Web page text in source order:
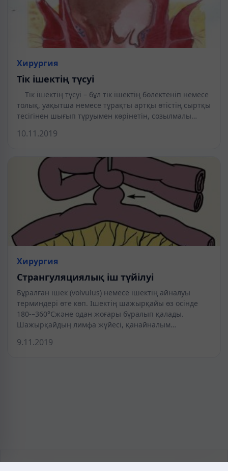
Хирургия
Тік ішектің түсуі
Тік ішектің түсуі – бұл тік ішектің бөлектеніп немесе
толық, уақытша немесе тұрақты артқы өтістің сыртқы
тесігінен шығып тұруымен көрінетін, созылмалы…
10.11.2019
Хирургия
Странгуляциялық іш түйілуі
Бұралған ішек (volvulus) немесе ішектің айналуы
терминдері өте көп. Ішектің шажырқайы өз осінде
180-–360°Сжәне одан жоғары бұралып қалады.
Шажырқайдың лимфа жүйесі, қанайналым…
9.11.2019
KAZMEDIC.ORG